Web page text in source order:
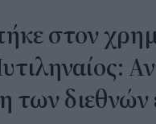
στον
των διεθνών